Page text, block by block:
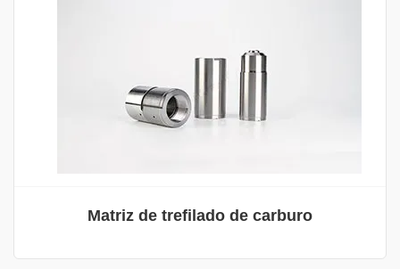
Matriz de trefilado de carburo